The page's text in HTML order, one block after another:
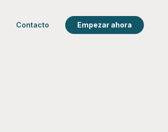
Contacto Empezar ahora